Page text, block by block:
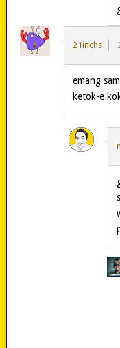
21inchs
emang
ketok-e